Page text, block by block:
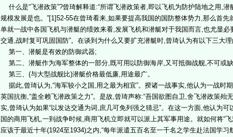
什么是“飞潜政策”?曾琦解释道:“所谓飞潜政策者,即以飞机为防护陆地之用,
规模发展是也。”[1]52-55在曾琦看来,如果要提高我国的国防整体势力,那么首先
单就一战中各国飞机与潜艇的绩效来看,发展飞机和潜艇对于我国而言,也尤显必
交通,战时复可巩固国防”。在谈到为什么又要扩充潜艇时,曾琦认为有以下三大理
第一、潜艇是有效的防御武器;
第二、潜艇作为海军整体的一部分,既可用以防御海岸,又可抵御战舰,不可或
第三、(与大型战舰比)潜艇价格最低廉,用途最广。
据此,曾琦认为,“海军较小之国,用之最为相宜”。揆诸一战事实,他认为一战时
英国抗衡,“盖全赖飞潜政策之力”。是故,曾琦声称:“吾国欲图自卫,舍飞潜政策殆
实,曾琦认为如果“以发达交通为词,庶几可免列强之猜忌”。在这一方面,他认为
国的商用飞机,一到战争时候,商用飞机立即就可以派上其军事用途。就如何将“
应该于最近十年(1924至1934)之内,“每年派遣五百名至一千名之学生赴法国学